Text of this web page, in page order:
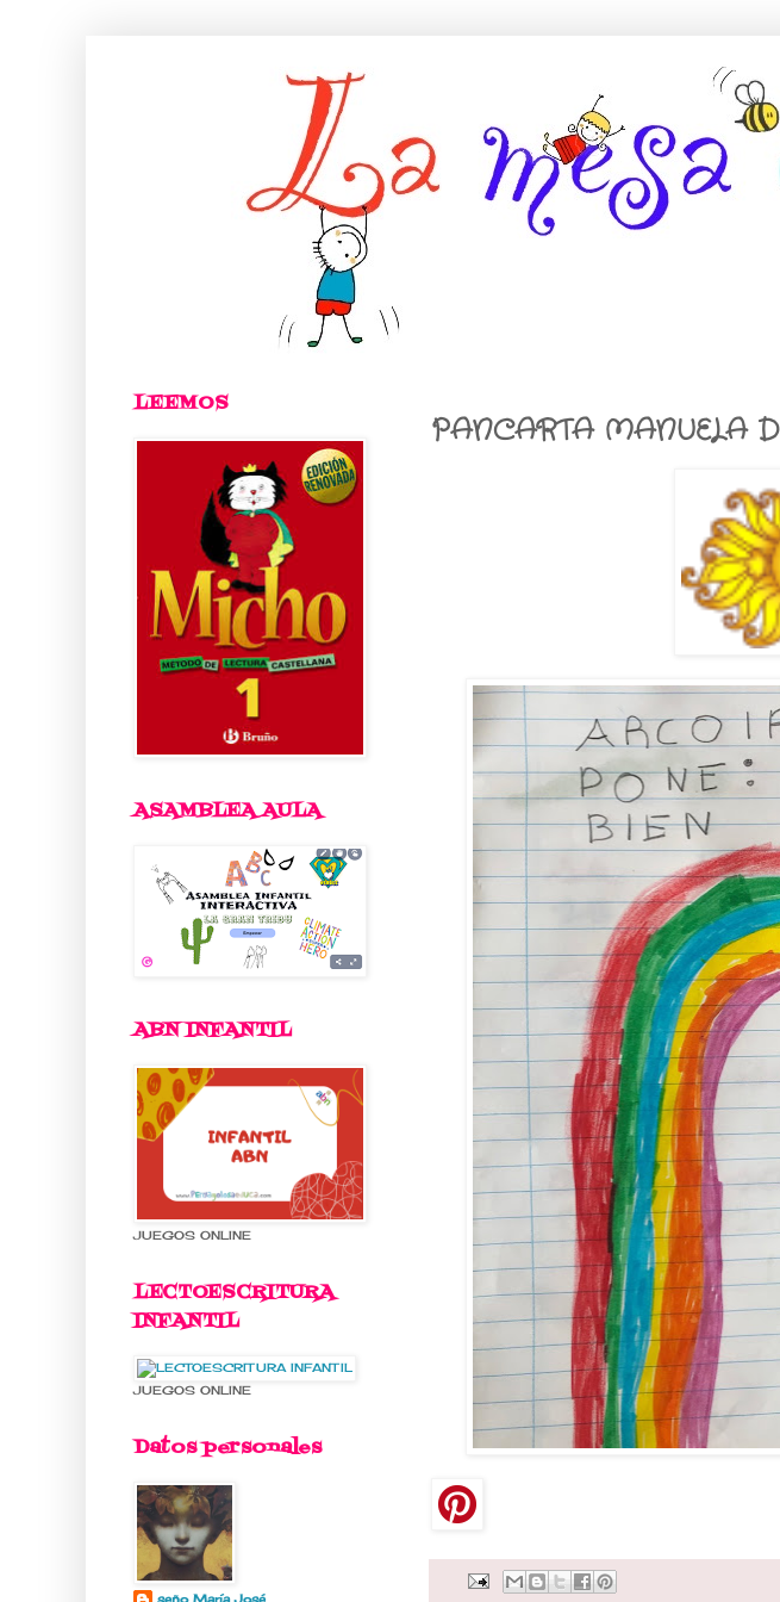
PANCARTA MANUELA D
LEEMOS
ASAMBLEA AULA
ABN INFANTIL
JUEGOS ONLINE
LECTOESCRITURA
INFANTIL
JUEGOS ONLINE
Datos personales
seño María José